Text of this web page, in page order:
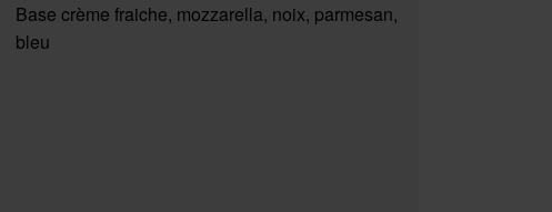
Base crème fraiche, mozzarella, noix, parmesan,
bleu